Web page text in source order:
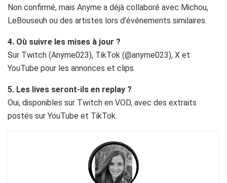
Non confirmé, mais Anyme a déjà collaboré avec Michou,
LeBouseuh ou des artistes lors d’événements similaires.
4. Où suivre les mises à jour ?
Sur Twitch (Anyme023), TikTok (@anyme023), X et
YouTube pour les annonces et clips.
5. Les lives seront-ils en replay ?
Oui, disponibles sur Twitch en VOD, avec des extraits
postés sur YouTube et TikTok.